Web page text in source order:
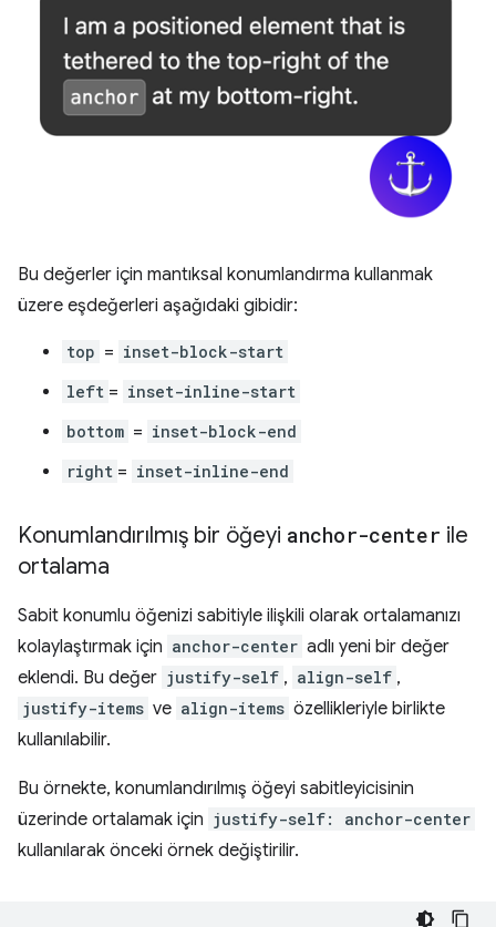
Bu değerler için mantıksal konumlandırma kullanmak
üzere eşdeğerleri aşağıdaki gibidir:
top = inset-block-start
left = inset-inline-start
bottom = inset-block-end
right = inset-inline-end
Konumlandırılmış bir öğeyi anchor-center ile
ortalama
Sabit konumlu öğenizi sabitiyle ilişkili olarak ortalamanızı
kolaylaştırmak için anchor-center adlı yeni bir değer
eklendi. Bu değer justify-self , align-self ,
justify-items ve align-items özellikleriyle birlikte
kullanılabilir.
Bu örnekte, konumlandırılmış öğeyi sabitleyicisinin
üzerinde ortalamak için justify-self: anchor-center
kullanılarak önceki örnek değiştirilir.